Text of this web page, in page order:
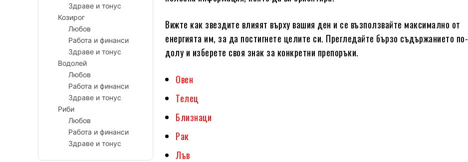
Здраве и тонус
Козирог
Любов
Работа и финанси
Здраве и тонус
Водолей
Любов
Работа и финанси
Здраве и тонус
Риби
Любов
Работа и финанси
Здраве и тонус
Вижте как звездите влияят върху вашия ден и се възползвайте максимално от
енергията им, за да постигнете целите си. Прегледайте бързо съдържанието по-
долу и изберете своя знак за конкретни препоръки.
Овен
Телец
Близнаци
Рак
Лъв